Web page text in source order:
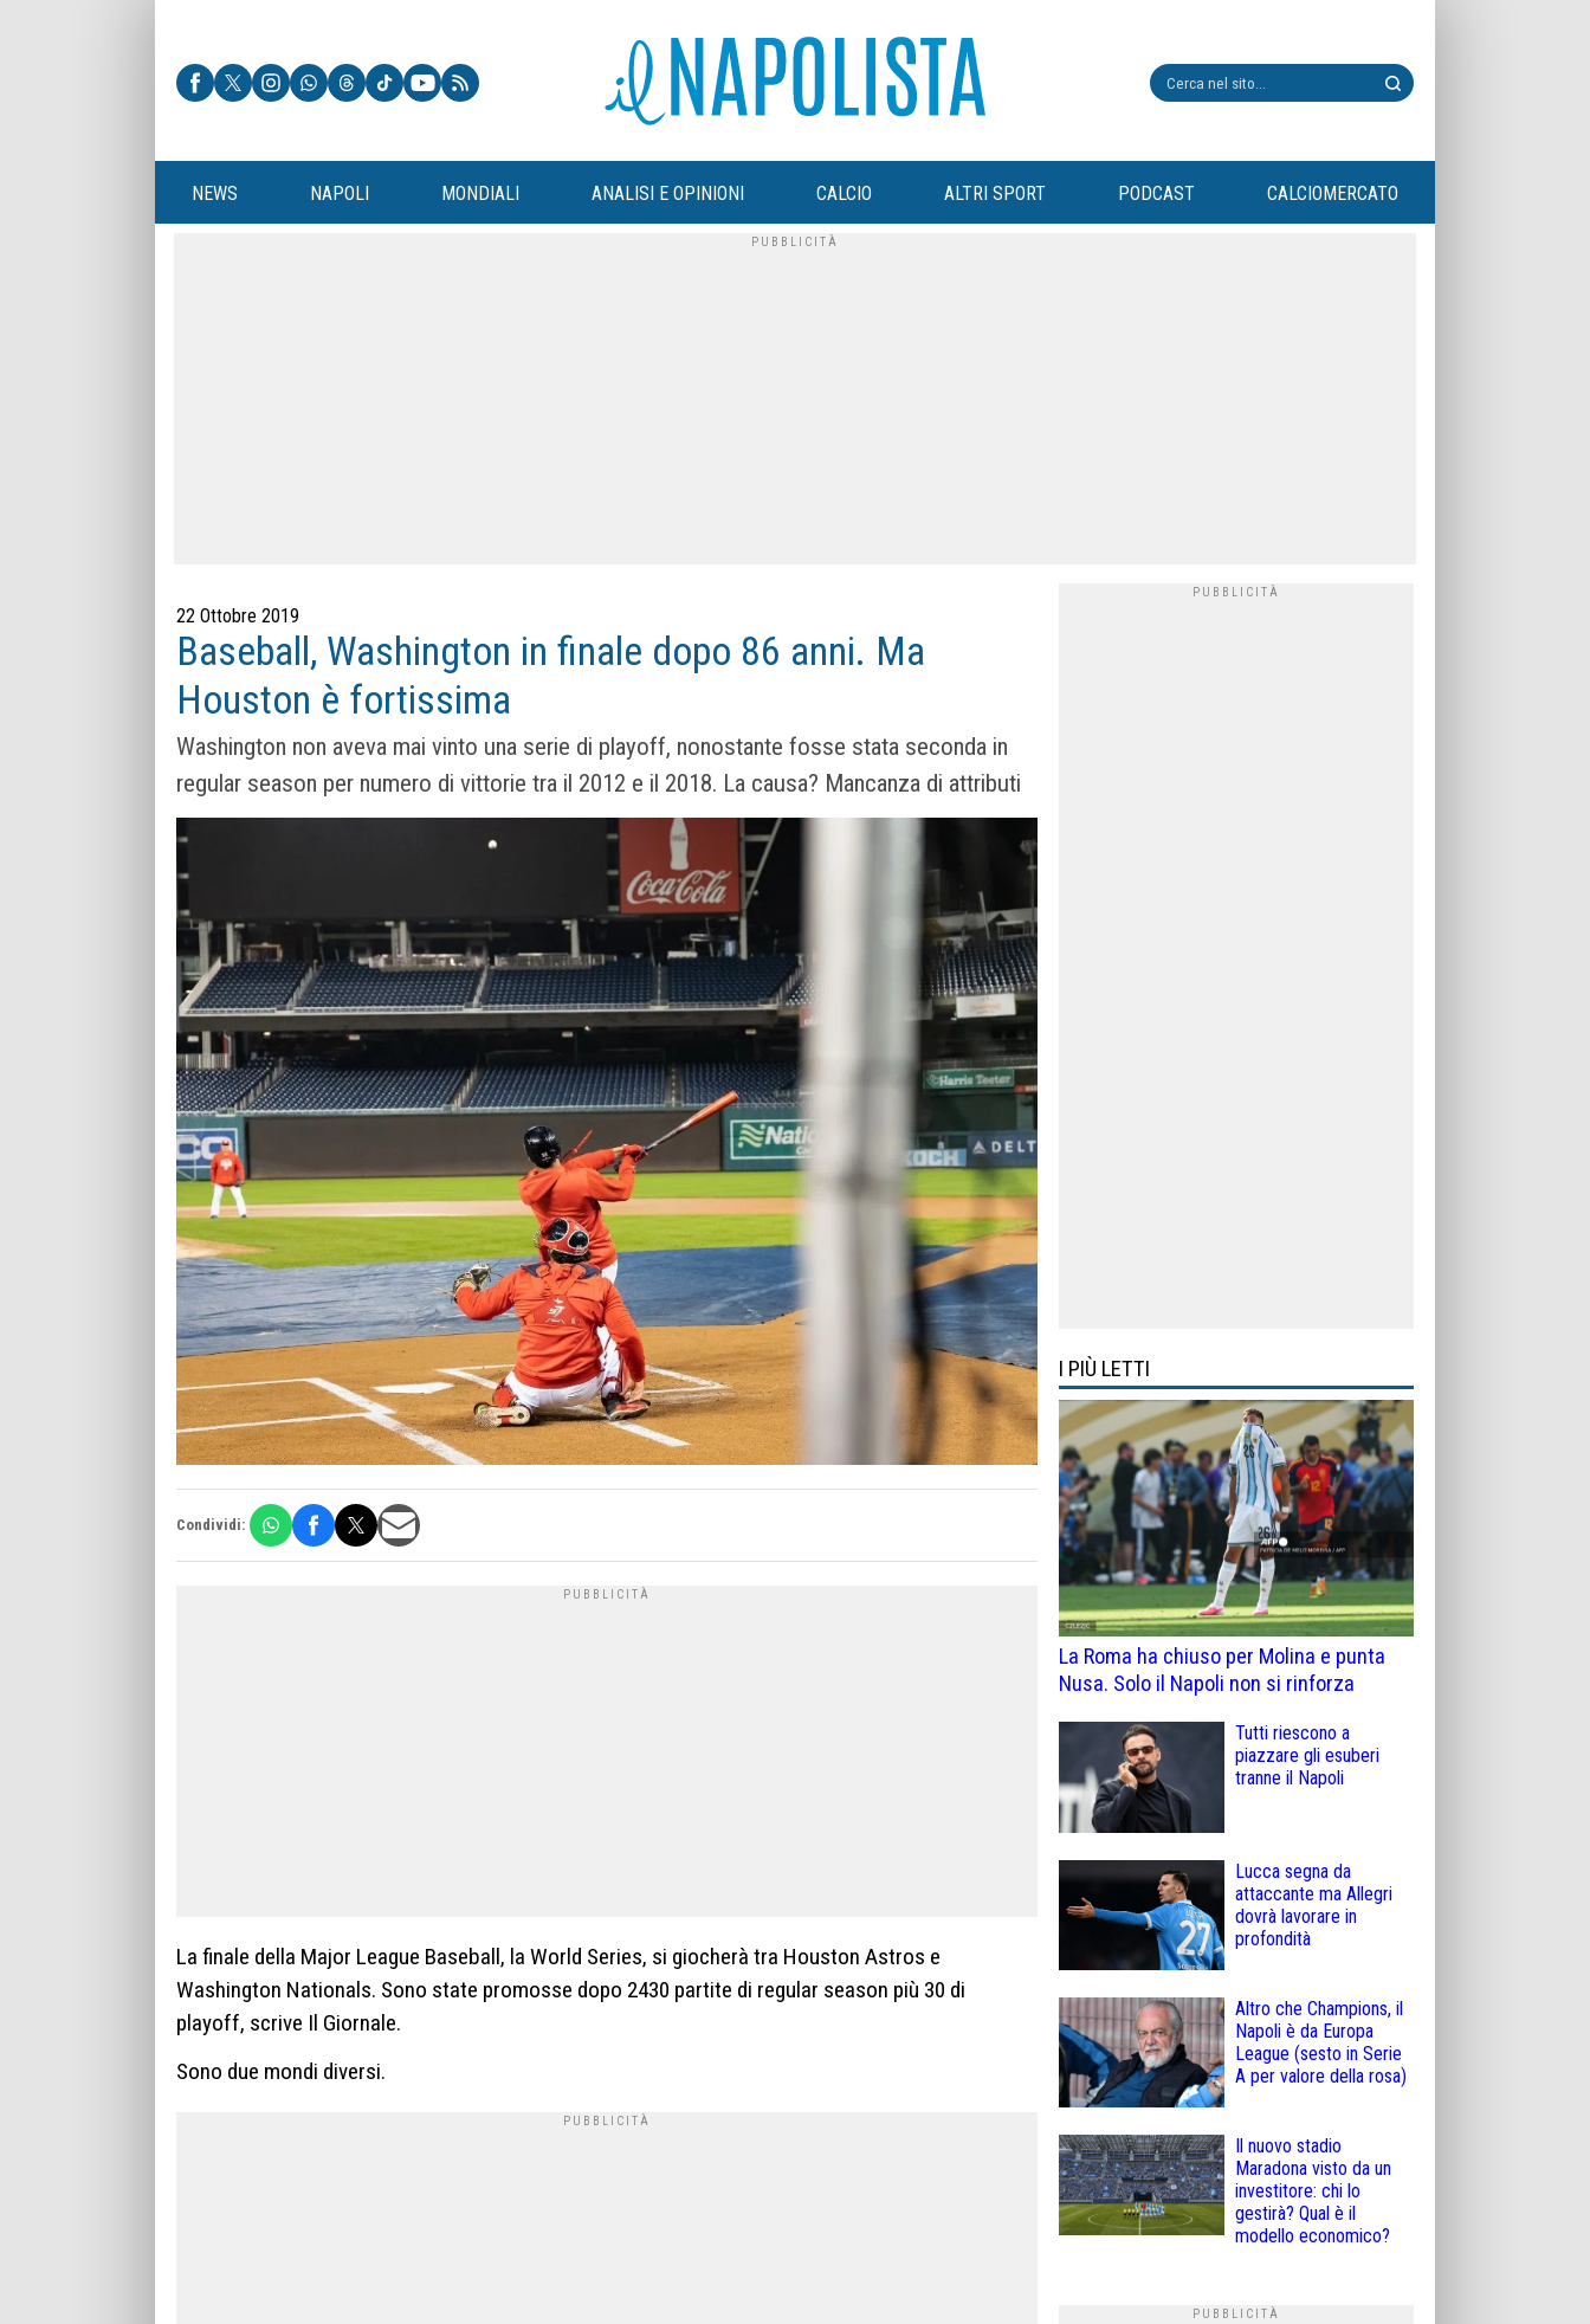
NEWS NAPOLI MONDIALI ANALISI E OPINIONI CALCIO ALTRI SPORT PODCAST CALCIOMERCATO
22 Ottobre 2019
Baseball, Washington in finale dopo 86 anni. Ma
Houston è fortissima
Washington non aveva mai vinto una serie di playoff, nonostante fosse stata seconda in
regular season per numero di vittorie tra il 2012 e il 2018. La causa? Mancanza di attributi
Condividi:
La finale della Major League Baseball, la World Series, si giocherà tra Houston Astros e
Washington Nationals. Sono state promosse dopo 2430 partite di regular season più 30 di
playoff, scrive Il Giornale.
Sono due mondi diversi.
I PIÙ LETTI
La Roma ha chiuso per Molina e punta
Nusa. Solo il Napoli non si rinforza
Tutti riescono a
piazzare gli esuberi
tranne il Napoli
Lucca segna da
attaccante ma Allegri
dovrà lavorare in
profondità
Altro che Champions, il
Napoli è da Europa
League (sesto in Serie
A per valore della rosa)
Il nuovo stadio
Maradona visto da un
investitore: chi lo
gestirà? Qual è il
modello economico?